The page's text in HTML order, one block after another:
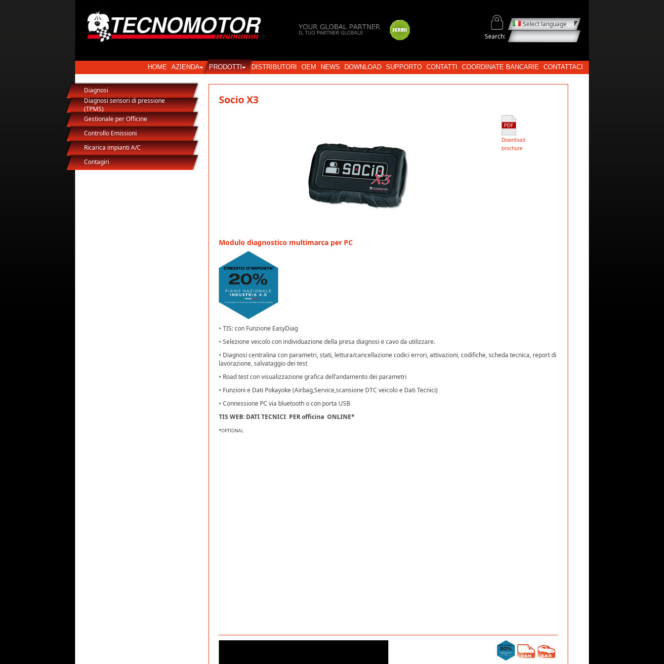
Select language
Search:
HOME AZIENDA PRODOTTI DISTRIBUTORI OEM NEWS DOWNLOAD SUPPORTO CONTATTI COORDINATE BANCARIE CONTATTACI
Diagnosi
Diagnosi sensori di pressione
(TPMS)
Gestionale per Officine
Controllo Emissioni
Ricarica impianti A/C
Contagiri
Socio X3
Download
brochure
Modulo diagnostico multimarca per PC
• TIS: con Funzione EasyDiag
• Selezione veicolo con individuazione della presa diagnosi e cavo da utilizzare.
• Diagnosi centralina con parametri, stati, lettura/cancellazione codici errori, attivazioni, codifiche, scheda tecnica, report di
lavorazione, salvataggio dei test
• Road test con visualizzazione grafica dell’andamento dei parametri
• Funzioni e Dati Pokayoke (Airbag,Service,scansione DTC veicolo e Dati Tecnici)
• Connessione PC via bluetooth o con porta USB
TIS WEB: DATI TECNICI PER officina ONLINE*
*OPTIONAL